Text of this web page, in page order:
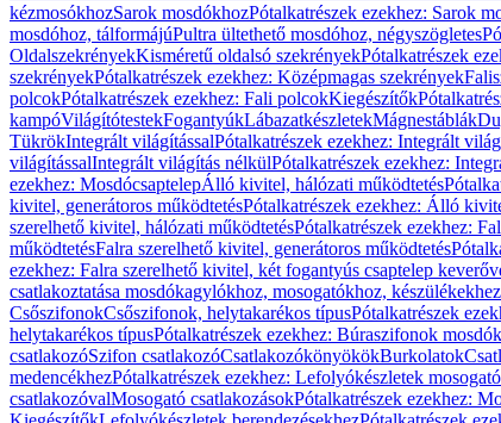
kézmosókhozSarok mosdókhozPótalkatrészek ezekhez: Sarok
mosdóhoz, tálformájúPultra ültethető mosdóhoz, négyszögletes
OldalszekrényekKisméretű oldalsó szekrényekPótalkatrészek
szekrényekPótalkatrészek ezekhez: Középmagas szekrények
polcokPótalkatrészek ezekhez: Fali polcokKiegészítők
kampóVilágítótestekFogantyúkLábazatkészletekMágnestáblák
TükrökIntegrált világítássalPótalkatrészek ezekhez: Integrált
világítássalIntegrált világítás nélkülPótalkatrészek ezekhez:
ezekhez: MosdócsaptelepÁlló kivitel, hálózati működtetés
kivitel, generátoros működtetésPótalkatrészek ezekhez: Álló
szerelhető kivitel, hálózati működtetésPótalkatrészek ezekhez:
működtetésFalra szerelhető kivitel, generátoros működtetés
ezekhez: Falra szerelhető kivitel, két fogantyús csaptelep
csatlakoztatása mosdókagylókhoz, mosogatókhoz,
CsőszifonokCsőszifonok, helytakarékos típusPótalkatrészek
helytakarékos típusPótalkatrészek ezekhez: Búraszifonok
csatlakozóSzifon csatlakozóCsatlakozókönyökökBurkolatok
medencékhezPótalkatrészek ezekhez: Lefolyókészletek
csatlakozóvalMosogató csatlakozásokPótalkatrészek ezekhez: